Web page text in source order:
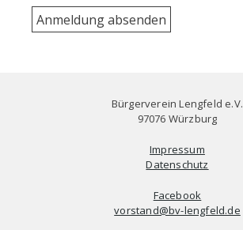
Bürgerverein Lengfeld e.V.
97076 Würzburg
Impressum
Datenschutz
Facebook
vorstand@bv-lengfeld.de